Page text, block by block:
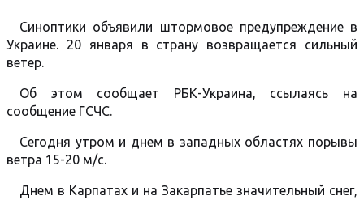
Синоптики объявили штормовое предупреждение в
Украине. 20 января в страну возвращается сильный
ветер.
Об этом сообщает РБК-Украина, ссылаясь на
сообщение ГСЧС.
Сегодня утром и днем в западных областях порывы
ветра 15-20 м/с.
Днем в Карпатах и на Закарпатье значительный снег,